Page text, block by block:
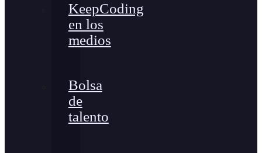
KeepCoding
en los
medios
Bolsa
de
talento